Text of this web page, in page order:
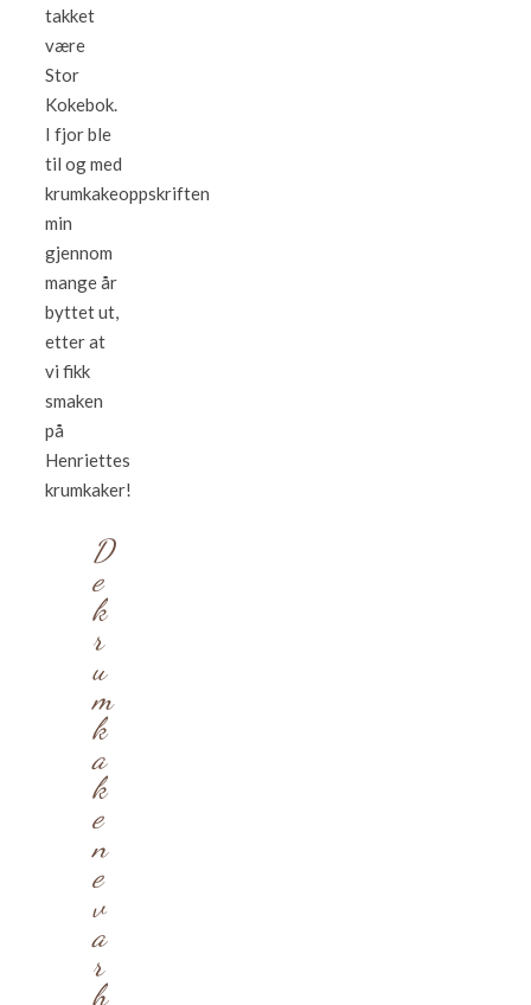
takket
være
Stor
Kokebok.
I fjor ble
til og med
krumkakeoppskriften
min
gjennom
mange år
byttet ut,
etter at
vi fikk
smaken
på
Henriettes
krumkaker!
D
e
k
r
u
m
k
a
k
e
n
e
v
a
r
h